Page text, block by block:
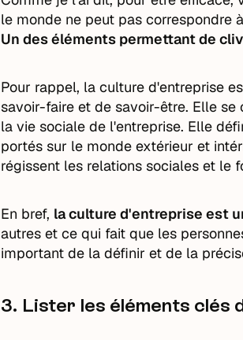
le monde ne peut pas correspondre
Un des éléments permettant de
Pour rappel, la culture d'entreprise
savoir-faire et de savoir-être. Elle
la vie sociale de l'entreprise. Elle
portés sur le monde extérieur et
régissent les relations sociales et le
En bref, la culture d'entreprise est
autres et ce qui fait que les
important de la définir et de la
3. Lister les éléments clés